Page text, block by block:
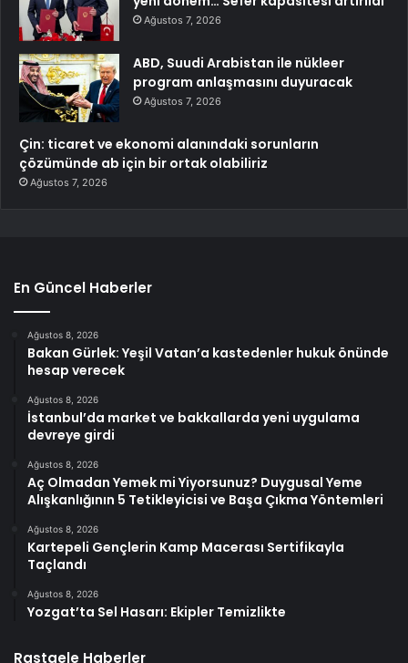
Ağustos 7, 2026
ABD, Suudi Arabistan ile nükleer
program anlaşmasını duyuracak
Ağustos 7, 2026
Çin: ticaret ve ekonomi alanındaki sorunların
çözümünde ab için bir ortak olabiliriz
Ağustos 7, 2026
En Güncel Haberler
Ağustos 8, 2026
Bakan Gürlek: Yeşil Vatan’a kastedenler hukuk önünde
hesap verecek
Ağustos 8, 2026
İstanbul’da market ve bakkallarda yeni uygulama
devreye girdi
Ağustos 8, 2026
Aç Olmadan Yemek mi Yiyorsunuz? Duygusal Yeme
Alışkanlığının 5 Tetikleyicisi ve Başa Çıkma Yöntemleri
Ağustos 8, 2026
Kartepeli Gençlerin Kamp Macerası Sertifikayla
Taçlandı
Ağustos 8, 2026
Yozgat’ta Sel Hasarı: Ekipler Temizlikte
Rastgele Haberler